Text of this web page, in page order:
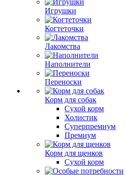
Игрушки
Когтеточки
Лакомства
Наполнители
Переноски
Корм для собак
Сухой корм
Холистик
Суперпремиум
Премиум
Корм для щенков
Сухой корм